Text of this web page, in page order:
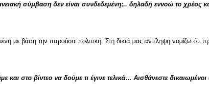
σύμβαση δεν είναι συνδεδεμένη;.. δηλαδή εννοώ το χρέος
με βάση την παρούσα πολιτική. Στη δικιά μας αντίληψη νομίζω ότι
και στο βίντεο να δούμε τι έγινε τελικά… Αισθάνεστε δικαιωμένοι